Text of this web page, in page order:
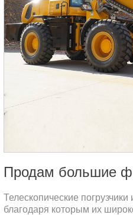
Телескопические
благодаря которым их